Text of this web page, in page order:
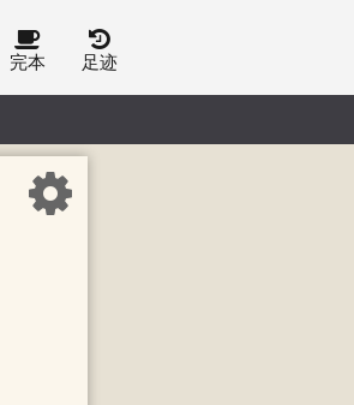
完本 足迹